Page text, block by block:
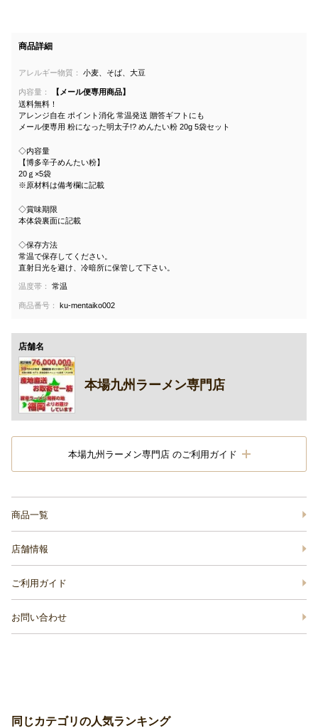
商品詳細
アレルギー物質： 小麦、そば、大豆
内容量：
【メール便専用商品】
送料無料！
アレンジ自在 ポイント消化 常温発送 贈答ギフトにも
メール便専用 粉になった明太子!? めんたい粉 20g 5袋セット
◇内容量
【博多辛子めんたい粉】
20ｇ×5袋
※原材料は備考欄に記載
◇賞味期限
本体袋裏面に記載
◇保存方法
常温で保存してください。
直射日光を避け、冷暗所に保管して下さい。
温度帯： 常温
商品番号： ku-mentaiko002
店舗名
本場九州ラーメン専門店
本場九州ラーメン専門店 のご利用ガイド
商品一覧
店舗情報
ご利用ガイド
お問い合わせ
同じカテゴリの人気ランキング